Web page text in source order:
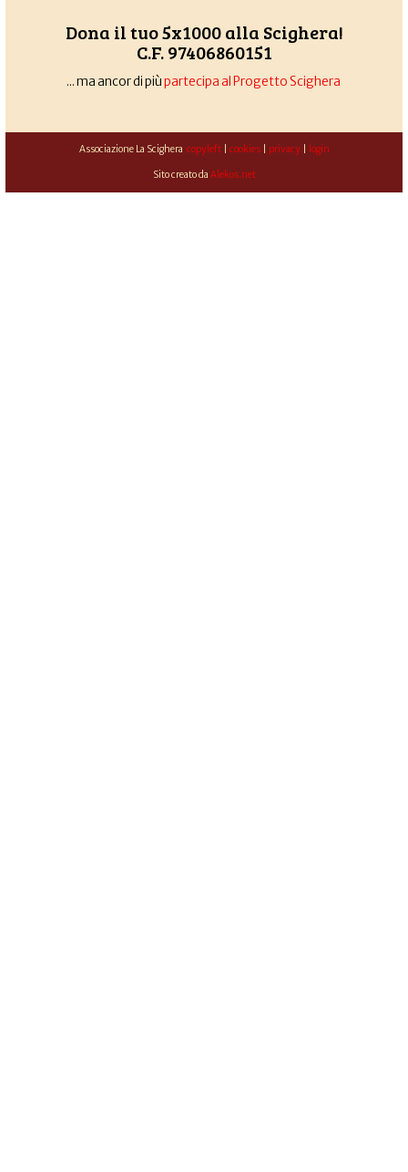
Dona il tuo 5x1000 alla Scighera!
C.F. 97406860151
... ma ancor di piùpartecipa al Progetto Scighera
Associazione La Scighera copyleft| cookies| privacy| login
Sito creato da Alekos.net